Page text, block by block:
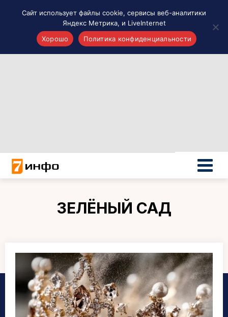
Новости России
Политика
Новости мира
ЗЕЛЁНЫЙ САД
Сайт использует файлы cookie, сервисы веб-аналитики
Яндекс Метрика, и LiveInternet
Хорошо
Политика конфиденциальности